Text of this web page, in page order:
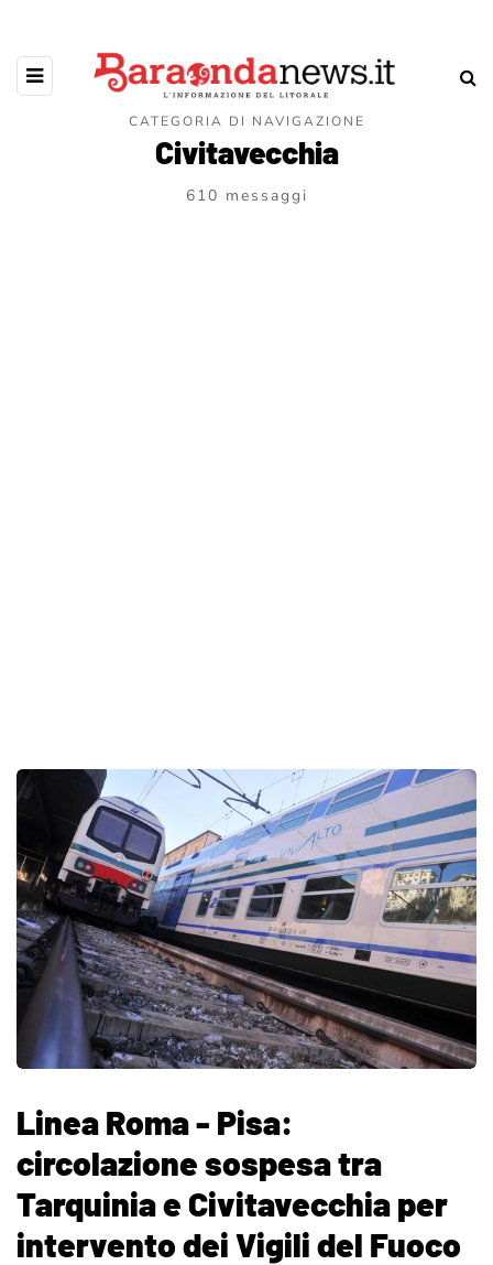
CATEGORIA DI NAVIGAZIONE
Civitavecchia
610 messaggi
Linea Roma - Pisa:
circolazione sospesa tra
Tarquinia e Civitavecchia per
intervento dei Vigili del Fuoco